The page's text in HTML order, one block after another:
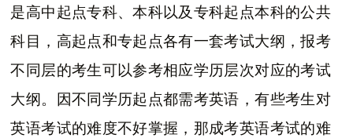
是高中起点专科、本科以及专科起点本科的公共
科目，高起点和专起点各有一套考试大纲，报考
不同层的考生可以参考相应学历层次对应的考试
大纲。因不同学历起点都需考英语，有些考生对
英语考试的难度不好掌握，那成考英语考试的难